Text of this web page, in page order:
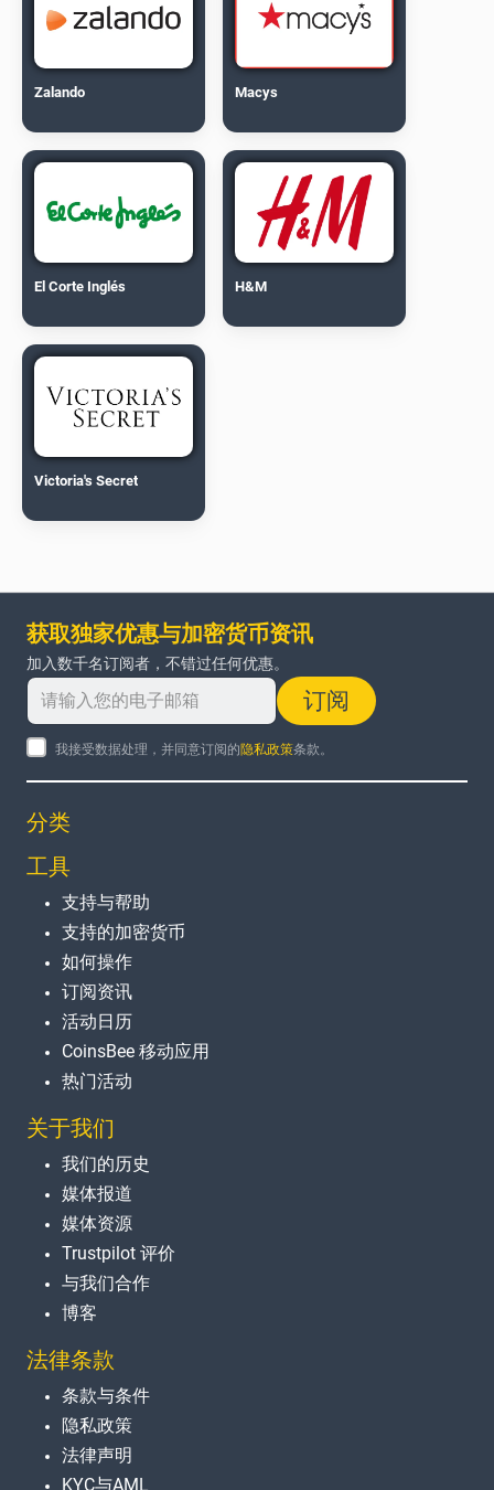
Zalando Macys
El Corte Inglés H&M
Victoria's Secret
获取独家优惠与加密货币资讯
加入数千名订阅者，不错过任何优惠。
订阅
我接受数据处理，并同意订阅的隐私政策条款。
分类
工具
支持与帮助
支持的加密货币
如何操作
订阅资讯
活动日历
CoinsBee 移动应用
热门活动
关于我们
我们的历史
媒体报道
媒体资源
Trustpilot 评价
与我们合作
博客
法律条款
条款与条件
隐私政策
法律声明
KYC与AML